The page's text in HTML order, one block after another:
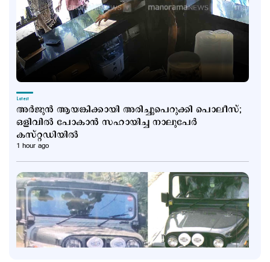
Latest
അര്‍ജുന്‍ ആയങ്കിക്കായി അരിച്ചുപെറുക്കി പൊലീസ്;
ഒളിവില്‍ പോകാന്‍ സഹായിച്ച നാലുപേര്‍
കസ്റ്റഡിയില്‍
1 hour ago